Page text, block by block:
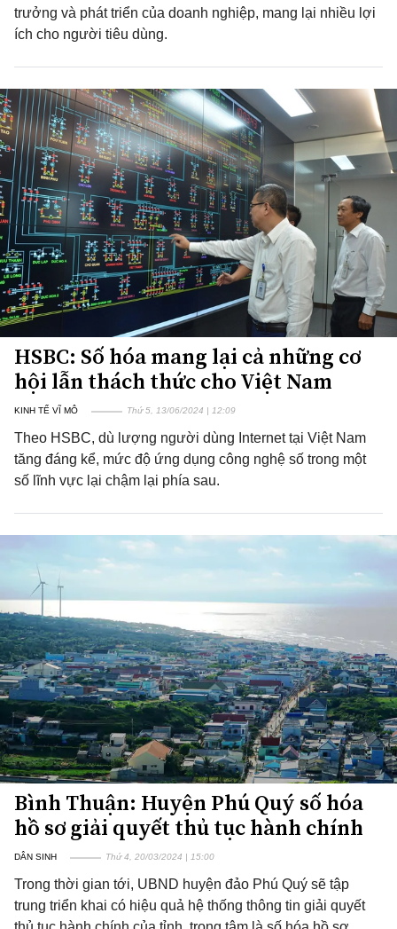
trưởng và phát triển của doanh nghiệp, mang lại nhiều lợi
ích cho người tiêu dùng.
HSBC: Số hóa mang lại cả những cơ
hội lẫn thách thức cho Việt Nam
KINH TẾ VĨ MÔ Thứ 5, 13/06/2024 | 12:09
Theo HSBC, dù lượng người dùng Internet tại Việt Nam
tăng đáng kể, mức độ ứng dụng công nghệ số trong một
số lĩnh vực lại chậm lại phía sau.
Bình Thuận: Huyện Phú Quý số hóa
hồ sơ giải quyết thủ tục hành chính
DÂN SINH Thứ 4, 20/03/2024 | 15:00
Trong thời gian tới, UBND huyện đảo Phú Quý sẽ tập
trung triển khai có hiệu quả hệ thống thông tin giải quyết